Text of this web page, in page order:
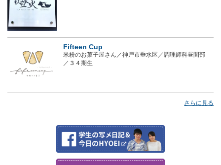
Fifteen Cup
米粉のお菓子屋さん／神戸市垂水区／調理師科昼間部
／３４期生
さらに見る